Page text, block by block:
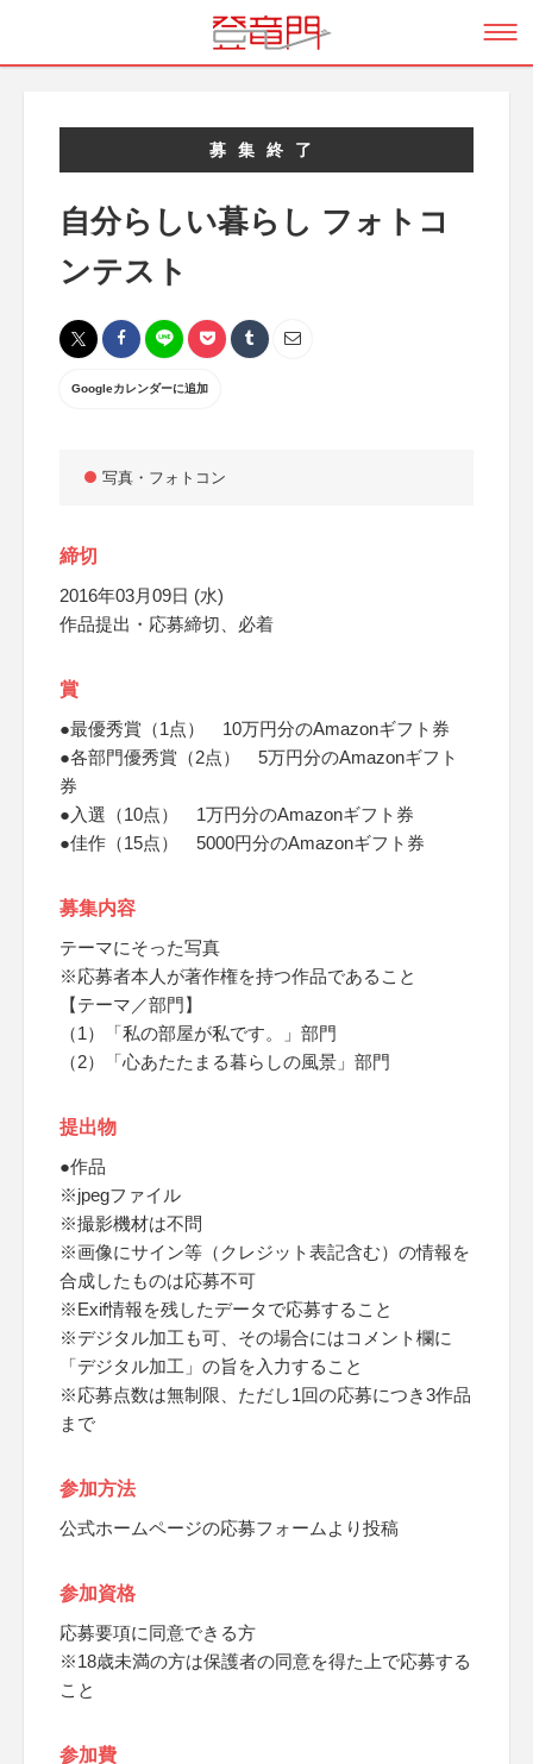
募集終了
自分らしい暮らし フォトコ
ンテスト
Googleカレンダーに追加
写真・フォトコン
締切
2016年03月09日 (水)
作品提出・応募締切、必着
賞
●最優秀賞（1点） 10万円分のAmazonギフト券
●各部門優秀賞（2点） 5万円分のAmazonギフト
券
●入選（10点） 1万円分のAmazonギフト券
●佳作（15点） 5000円分のAmazonギフト券
募集内容
テーマにそった写真
※応募者本人が著作権を持つ作品であること
【テーマ／部門】
（1）「私の部屋が私です。」部門
（2）「心あたたまる暮らしの風景」部門
提出物
●作品
※jpegファイル
※撮影機材は不問
※画像にサイン等（クレジット表記含む）の情報を
合成したものは応募不可
※Exif情報を残したデータで応募すること
※デジタル加工も可、その場合にはコメント欄に
「デジタル加工」の旨を入力すること
※応募点数は無制限、ただし1回の応募につき3作品
まで
参加方法
公式ホームページの応募フォームより投稿
参加資格
応募要項に同意できる方
※18歳未満の方は保護者の同意を得た上で応募する
こと
参加費